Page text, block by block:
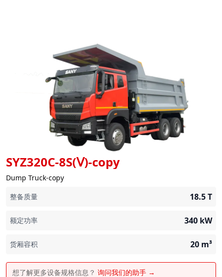
SYZ320C-8S(Ⅴ)-copy
Dump Truck-copy
整备质量
18.5T
额定功率 340 kW
货厢容积 20 m³
想了解更多设备规格信息？ 询问我们的助手 →